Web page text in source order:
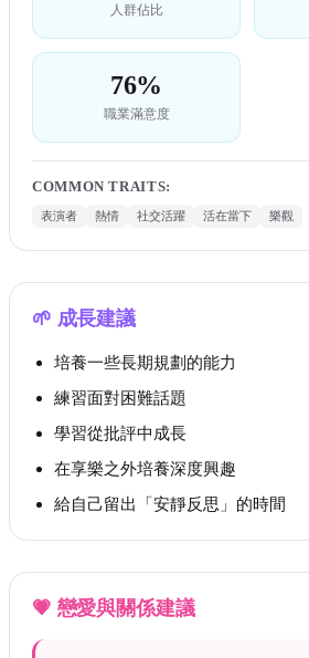
人群佔比
76%
職業滿意度
COMMON TRAITS:
表演者 熱情 社交活躍 活在當下 樂觀
🌱 成長建議
培養一些長期規劃的能力
練習面對困難話題
學習從批評中成長
在享樂之外培養深度興趣
給自己留出「安靜反思」的時間
💗 戀愛與關係建議